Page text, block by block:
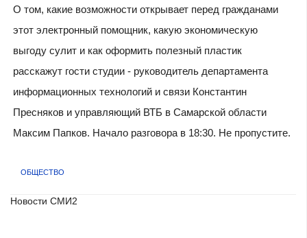
О том, какие возможности открывает перед гражданами
этот электронный помощник, какую экономическую
выгоду сулит и как оформить полезный пластик
расскажут гости студии - руководитель департамента
информационных технологий и связи Константин
Пресняков и управляющий ВТБ в Самарской области
Максим Папков. Начало разговора в 18:30. Не пропустите.
ОБЩЕСТВО
Новости СМИ2